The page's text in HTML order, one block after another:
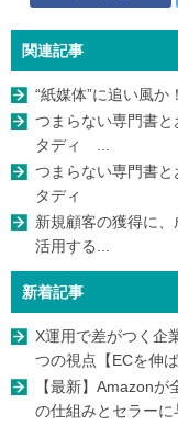
関連記事
“紙媒体”に追い風
つまらない専門書
タディ ...
つまらない専門書
タディ
新規顧客の獲得に
活用する...
新着記事
X運用で差がつく
つの視点【ECを伸
【最新】Amazon
の仕組みとセラーに